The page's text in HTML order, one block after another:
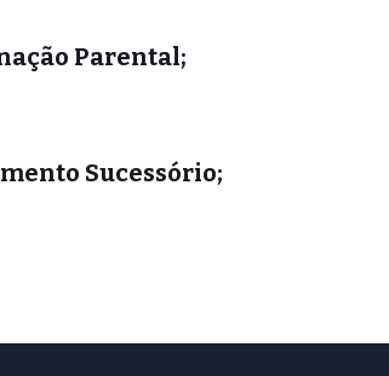
Parental;
Sucessório;